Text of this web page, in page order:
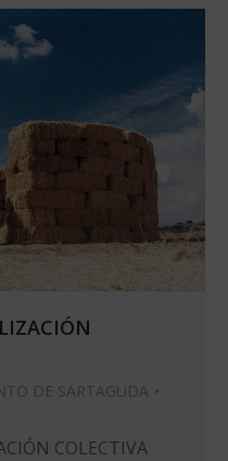
DE SARTAGUDA
COLECTIVA